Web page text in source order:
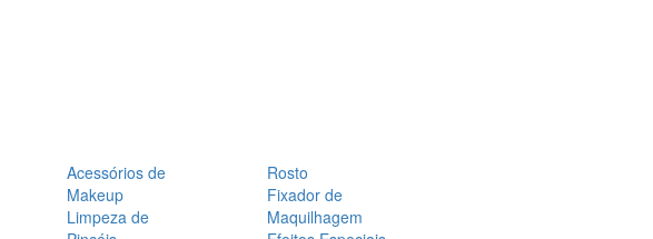
Acessórios de
Makeup
Limpeza de
Rosto
Fixador de
Maquilhagem